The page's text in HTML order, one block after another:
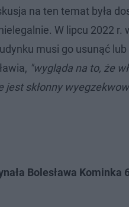
na ten temat była
W lipcu 2022 r.
musi go usunąć
"wygląda na to, że
jest skłonny
Bolesława Kominka